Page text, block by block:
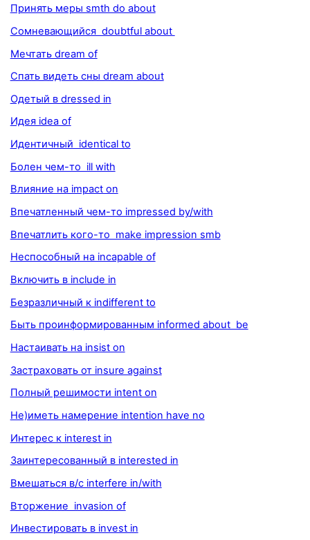
Принять меры smth do about
Сомневающийся doubtful about
Мечтать dream of
Спать видеть сны dream about
Одетый в dressed in
Идея idea of
Идентичный identical to
Болен чем-то ill with
Влияние на impact on
Впечатленный чем-то impressed by/with
Впечатлить кого-то make impression smb
Неспособный на incapable of
Включить в include in
Безразличный к indifferent to
Быть проинформированным informed about be
Настаивать на insist on
Застраховать от insure against
Полный решимости intent on
Не)иметь намерение intention have no
Интерес к interest in
Заинтересованный в interested in
Вмешаться в/с interfere in/with
Вторжение invasion of
Инвестировать в invest in